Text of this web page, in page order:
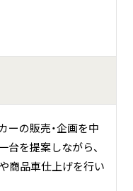
車事業者に向けて、
、物流、EV関連事業な
を提供しています。
ント並びにプラット
販売等
ーの販売・企画を中
台を提案しながら、
商品車仕上げを行い